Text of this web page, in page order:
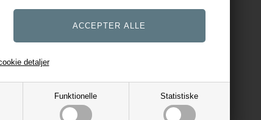
Funktionelle Statistiske
detaljer
Bruna Ridebluse - Cashmere Blue
Samshield
1.139,00
Evt. leverings omk. tilægges